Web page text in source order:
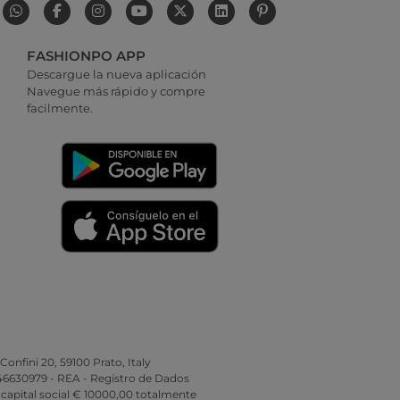
FASHIONPO APP
Descargue la nueva aplicación
Navegue más rápido y compre
facilmente.
20, 59100 Prato, Italy
- REA - Registro de Dados
social € 10000,00 totalmente